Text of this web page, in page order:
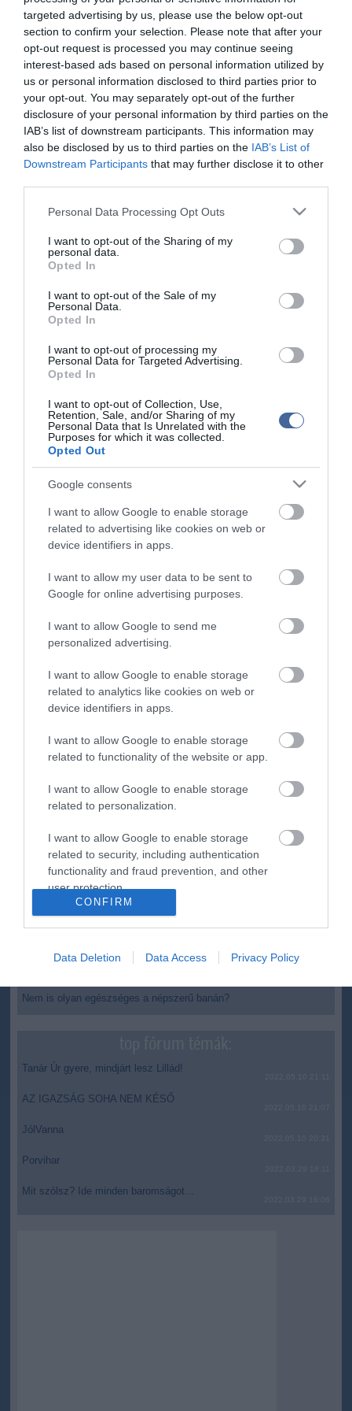
targeted advertising by us, please use the below opt-out
section to confirm your selection. Please note that after your
opt-out request is processed you may continue seeing
interest-based ads based on personal information utilized by
us or personal information disclosed to third parties prior to
your opt-out. You may separately opt-out of the further
disclosure of your personal information by third parties on the
IAB’s list of downstream participants. This information may
also be disclosed by us to third parties on the IAB’s List of
Downstream Participants that may further disclose it to other
Please note that this website/app uses one or more Google
not limited to your visit or usage behaviour. You may click to
grant or deny consent to Google and its third-party tags to
use your data for below specified purposes in below Google
consent section.
Personal Data Processing Opt Outs
I want to opt-out of the Sharing of my
personal data.
Opted In
I want to opt-out of the Sale of my
Personal Data.
Opted In
I want to opt-out of processing my
Personal Data for Targeted Advertising.
Opted In
I want to opt-out of Collection, Use,
Retention, Sale, and/or Sharing of my
Personal Data that Is Unrelated with the
Purposes for which it was collected.
Opted Out
Google consents
I want to allow Google to enable storage
related to advertising like cookies on web or
device identifiers in apps.
I want to allow my user data to be sent to
Google for online advertising purposes.
I want to allow Google to send me
personalized advertising.
I want to allow Google to enable storage
related to analytics like cookies on web or
device identifiers in apps.
I want to allow Google to enable storage
related to functionality of the website or app.
I want to allow Google to enable storage
related to personalization.
I want to allow Google to enable storage
related to security, including authentication
functionality and fraud prevention, and other
user protection.
CONFIRM
Data Deletion Data Access Privacy Policy
A Duna-parti megemlékezés volt az első, melyet kedden a
holokauszt magyarországi áldozatainak emléknapja alkalmából
tartottak.
Az Országgyűlés 2000. évi döntése szerint 2001-től minden évben
április 16-án tartják a holokauszt áldozatainak magyarországi
emléknapját.
2000. január 18-án, a budapesti gettó felszabadításának 55.
évfordulóján Pokorni Zoltán javasolta, hogy a középiskolákban
minden évben ezen a napon emlékezzenek meg a holokauszt
áldozatairól, annak emlékére, hogy 1944-ben április 16-án
németországi és lengyelországi haláltáborokba hurcolásuk. Néhány
hónap alatt több százezer vidéki magyarországi zsidó embert
gyilkoltak meg a koncentrációs táborokban.
Holokauszt-emléknap - Országszerte megemlékezéseket
tartanak kedden
Megtapsolták a holokauszttagadó történészt
Erdő Péter: hogy ne ismétlődhessen meg a holokauszt
szörnyűsége
Új zsinagóga alapkövét tették le vasárnap Csepelen
network nézeteit
tükrözik. A szerkesztőség mindössze a hírek publikációjával foglalkozik, a
kommenteket nem tudja befolyásolni - azok az olvasók személyes véleményét
Kérjük, kulturáltan, mások személyiségi jogainak és jó hírnevének tiszteletben
tartásával kommenteljenek!
ma.hu legfrissebb hírei:
Három érmet szereztek a magyarok a világ egyik
legnagyobb hosszútávú kajak-kenu versenyén, a Sellán
Latorcai Csaba: a KDNP pályázati úton választja ki
delegáltját a Médiatanácsba
Tanács Zoltán: kormány-előterjesztés készül a
Planetárium jövőjéről
Vegyszeradagolási probléma miatt kórházba került az Igali
Gyógyfürdő több vendége
8:24
Kormány: életveszélyes gyalog átkelni a Dunán a Sziget
Fesztiválra
Nem is olyan egészséges a népszerű banán?
Tanár Úr gyere, mindjárt lesz Lillád!
AZ IGAZSÁG SOHA NEM KÉSŐ
JólVanna
Porvihar
Mit szólsz? Ide minden baromságot...